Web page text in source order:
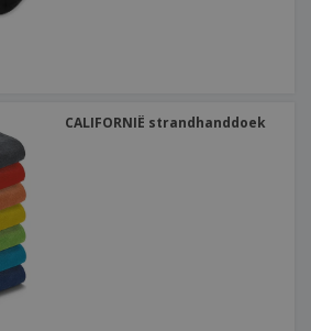
CALIFORNIË strandhanddoek